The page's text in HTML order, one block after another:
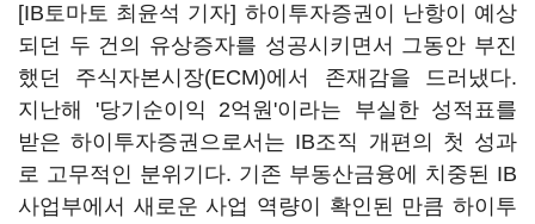
[IB토마토 최윤석 기자] 하이투자증권이 난항이 예상
되던 두 건의 유상증자를 성공시키면서 그동안 부진
했던 주식자본시장(ECM)에서 존재감을 드러냈다.
지난해 '당기순이익 2억원'이라는 부실한 성적표를
받은 하이투자증권으로서는 IB조직 개편의 첫 성과
로 고무적인 분위기다. 기존 부동산금융에 치중된 IB
사업부에서 새로운 사업 역량이 확인된 만큼 하이투